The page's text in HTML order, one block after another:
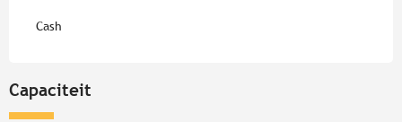
Cash
Capaciteit